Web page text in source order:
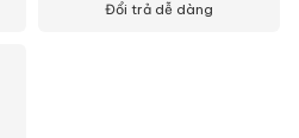
Đổi trả dễ dàng